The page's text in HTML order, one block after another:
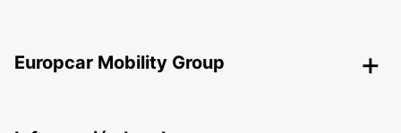
Europcar Mobility Group